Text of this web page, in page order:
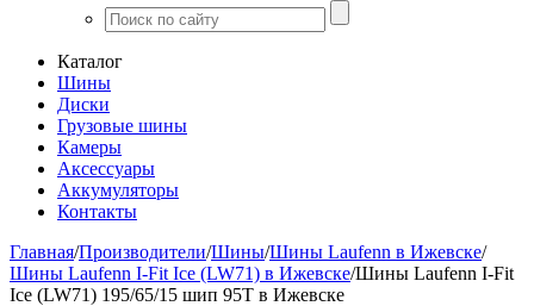
Каталог
Шины
Диски
Грузовые шины
Камеры
Аксессуары
Аккумуляторы
Контакты
Главная/Производители/Шины/Шины Laufenn в Ижевске/
Шины Laufenn I-Fit Ice (LW71) в Ижевске/Шины Laufenn I-Fit
Ice (LW71) 195/65/15 шип 95Т в Ижевске